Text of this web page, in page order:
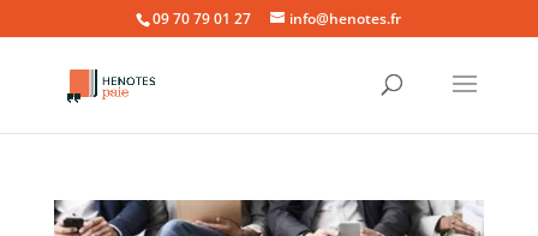
09 70 79 01 27 info@henotes.fr